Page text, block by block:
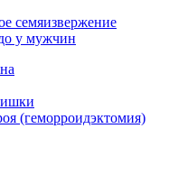
семяизвержение
у мужчин
(геморроидэктомия)